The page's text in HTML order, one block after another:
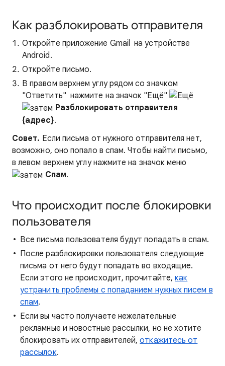
Как разблокировать отправителя
Откройте приложение Gmail на устройстве
Android.
Откройте письмо.
В правом верхнем углу рядом со значком
"Ответить" нажмите на значок "Ещё"
Разблокировать отправителя
{адрес}.
Совет. Если письма от нужного отправителя нет,
возможно, оно попало в спам. Чтобы найти письмо,
в левом верхнем углу нажмите на значок меню
Спам.
Что происходит после блокировки
пользователя
Все письма пользователя будут попадать в спам.
После разблокировки пользователя следующие
письма от него будут попадать во входящие.
Если этого не происходит, прочитайте,как
устранить проблемы с попаданием нужных писем в
спам.
Если вы часто получаете нежелательные
рекламные и новостные рассылки, но не хотите
блокировать их отправителей,откажитесь от
рассылок.